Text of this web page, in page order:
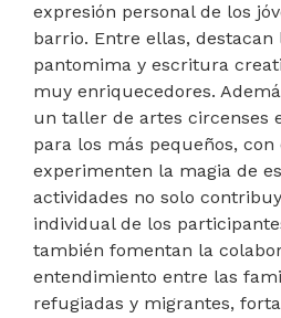
expresión personal de los
barrio. Entre ellas, destacan
pantomima y escritura
muy enriquecedores.
un taller de artes circenses
para los más pequeños,
experimenten la magia de
actividades no solo
individual de los
también fomentan la
entendimiento entre las
refugiadas y migrantes,